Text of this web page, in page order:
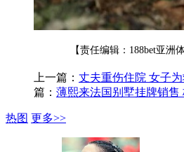
【责任编辑：188bet亚洲
上一篇： 丈夫重伤住院 女子
篇： 薄熙来法国别墅挂牌销售
热图 更多>>